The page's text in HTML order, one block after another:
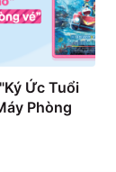
Ức Tuổi
Phòng